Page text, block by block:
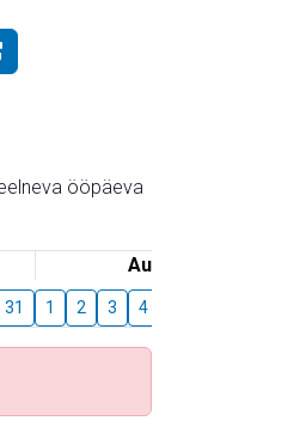
ööpäeva
August
31 1 2 3 4